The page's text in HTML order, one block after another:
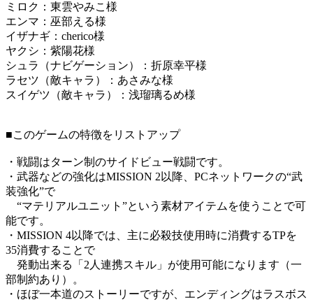
ミロク：東雲やみこ様
エンマ：巫部える様
イザナギ：cherico様
ヤクシ：紫陽花様
シュラ（ナビゲーション）：折原幸平様
ラセツ（敵キャラ）：あさみな様
スイゲツ（敵キャラ）：浅瑠璃るめ様
■このゲームの特徴をリストアップ
・戦闘はターン制のサイドビュー戦闘です。
・武器などの強化はMISSION 2以降、PCネットワークの“武
装強化”で
“マテリアルユニット”という素材アイテムを使うことで可
能です。
・MISSION 4以降では、主に必殺技使用時に消費するTPを
35消費することで
発動出来る「2人連携スキル」が使用可能になります（一
部制約あり）。
・ほぼ一本道のストーリーですが、エンディングはラスボス